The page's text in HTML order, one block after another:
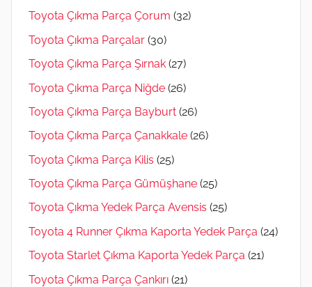
Toyota Çıkma Parça Çorum (32)
Toyota Çıkma Parçalar (30)
Toyota Çıkma Parça Şırnak (27)
Toyota Çıkma Parça Niğde (26)
Toyota Çıkma Parça Bayburt (26)
Toyota Çıkma Parça Çanakkale (26)
Toyota Çıkma Parça Kilis (25)
Toyota Çıkma Parça Gümüşhane (25)
Toyota Çıkma Yedek Parça Avensis (25)
Toyota 4 Runner Çıkma Kaporta Yedek Parça (24)
Toyota Starlet Çıkma Kaporta Yedek Parça (21)
Toyota Çıkma Parça Çankırı (21)